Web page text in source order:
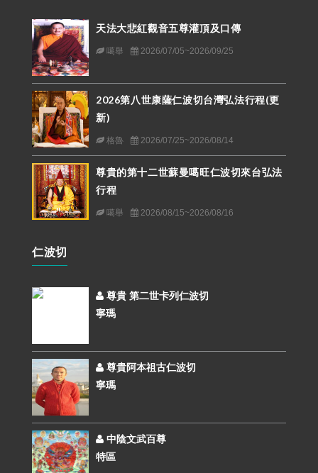
天法大悲紅觀音五尊灌頂及口傳
噶舉 2026/07/05~2026/09/25
2026第八世康薩仁波切台灣弘法行程(更
新)
格魯 2026/07/25~2026/08/14
尊貴的第十二世蘇曼噶旺仁波切來台弘法
行程
噶舉 2026/08/15~2026/08/16
仁波切
尊貴 第二世卡列仁波切
寧瑪
尊貴阿本祖古仁波切
寧瑪
中陰文武百尊
特區